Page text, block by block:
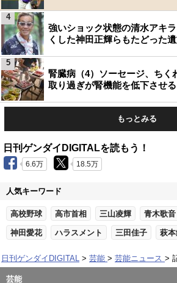
強いショック状態の清水アキ
くした神田正輝らもたどった
4
腎臓病（4）ソーセージ、ちく
取り過ぎが腎機能を低下させる
5
もっとみる
日刊ゲンダイDIGITALを読もう！
6.6万 18.5万
人気キーワード
高校野球 高市首相 三山凌輝 青木歌音
神田愛花 ハラスメント 三田佳子 萩
日刊ゲンダイDIGITAL 芸能 芸能ニュース
芸能